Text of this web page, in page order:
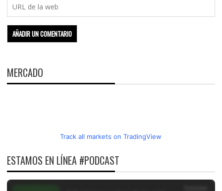
MERCADO
Track all markets on TradingView
ESTAMOS EN LÍNEA #PODCAST